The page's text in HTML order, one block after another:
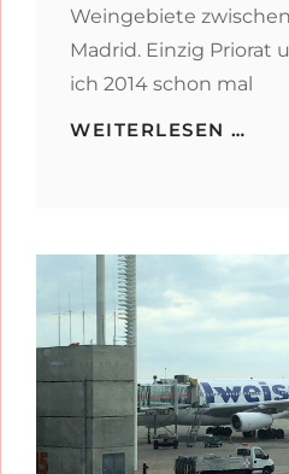
Weingebiete
Madrid. Einzig Priorat
ich 2014 schon mal
WEITERLESEN …